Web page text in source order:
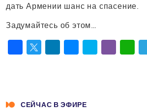
дать Армении шанс на спасение.
Задумайтесь об этом…
СЕЙЧАС В ЭФИРЕ